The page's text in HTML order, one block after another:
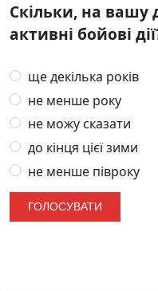
Скільки, на
активні бойові
ще декілька років
не менше року
не можу сказати
до кінця цієї зими
не менше півроку